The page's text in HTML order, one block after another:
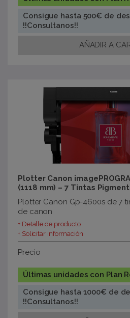
Consigue hasta 500€ de
!!Consultanos!!
Plotter Canon
(1118 mm) – 7 Tintas
Plotter Canon Gp-4600s de 7
de canon
+ Detalle de producto
+ Solicitar información
Precio
Últimas unidades con Plan
Consigue hasta 1000€ de
!!Consultanos!!